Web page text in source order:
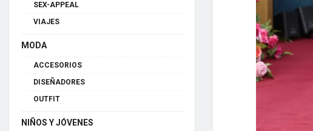
SEX-APPEAL
VIAJES
MODA
ACCESORIOS
DISEÑADORES
OUTFIT
NIÑOS Y JÓVENES